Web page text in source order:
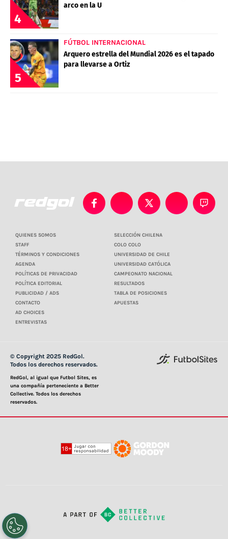
4
arco en la U
5
FÚTBOL INTERNACIONAL
Arquero estrella del Mundial 2026 es el tapado
para llevarse a Ortiz
QUIENES SOMOS
STAFF
TÉRMINOS Y CONDICIONES
AGENDA
POLÍTICAS DE PRIVACIDAD
POLÍTICA EDITORIAL
PUBLICIDAD / ADS
CONTACTO
AD CHOICES
ENTREVISTAS
SELECCIÓN CHILENA
COLO COLO
UNIVERSIDAD DE CHILE
UNIVERSIDAD CATÓLICA
CAMPEONATO NACIONAL
RESULTADOS
TABLA DE POSICIONES
APUESTAS
© Copyright 2025 RedGol.
Todos los derechos reservados.
RedGol, al igual que Futbol Sites, es
una compañía perteneciente a Better
Collective. Todos los derechos
reservados.